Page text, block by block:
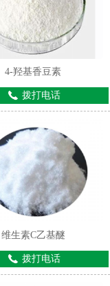
4-羟基香豆素
拨打电话
维生素C乙基醚
拨打电话